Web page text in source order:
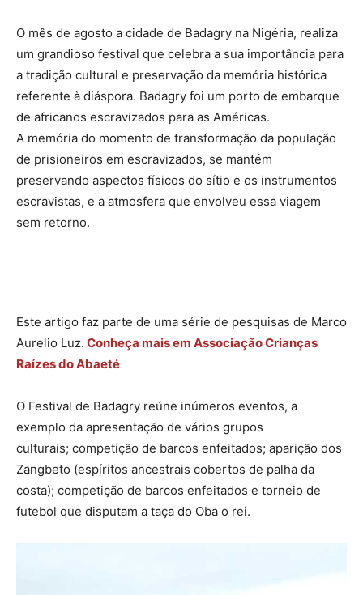
O mês de agosto a cidade de Badagry na Nigéria, realiza
um grandioso festival que celebra a sua importância para
a tradição cultural e preservação da memória histórica
referente à diáspora. Badagry foi um porto de embarque
de africanos escravizados para as Américas.
A memória do momento de transformação da população
de prisioneiros em escravizados, se mantém
preservando aspectos físicos do sítio e os instrumentos
escravistas, e a atmosfera que envolveu essa viagem
sem retorno.
Este artigo faz parte de uma série de pesquisas de Marco
Aurelio Luz. Conheça mais em Associação Crianças
Raízes do Abaeté
O Festival de Badagry reúne inúmeros eventos, a
exemplo da apresentação de vários grupos
culturais; competição de barcos enfeitados; aparição dos
Zangbeto (espíritos ancestrais cobertos de palha da
costa); competição de barcos enfeitados e torneio de
futebol que disputam a taça do Oba o rei.